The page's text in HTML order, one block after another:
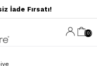
İade Fırsatı!
0